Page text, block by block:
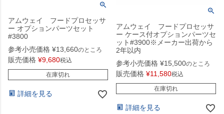
アムウェイ フードプロセッサ
ー オプションパーツセット
#3800
参考小売価格 ¥13,660のところ
販売価格 ¥9,680税込
在庫切れ
詳細を見る
アムウェイ フードプロセッサ
ー ケース付オプションパーツセ
ット#3900※メーカー出荷から
2年以内
参考小売価格 ¥15,500のところ
販売価格 ¥11,580税込
在庫切れ
詳細を見る